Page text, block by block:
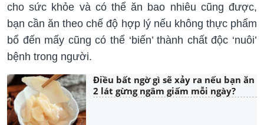
cho sức khỏe và có thể ăn bao nhiêu cũng được,
bạn cần ăn theo chế độ hợp lý nếu không thực phẩm
bổ đến mấy cũng có thể ‘biến’ thành chất độc ‘nuôi’
bệnh trong người.
Điều bất ngờ gì sẽ xảy ra nếu bạn ăn
2 lát gừng ngâm giấm mỗi ngày?